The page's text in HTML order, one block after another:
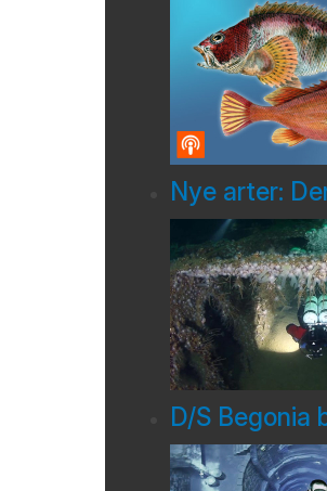
Nye arter:
D/S Begonia